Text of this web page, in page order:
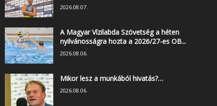
2026.08.07.
A Magyar Vízilabda Szövetség a héten
nyilvánosságra hozta a 2026/27-es OB...
2026.08.06.
Mikor lesz a munkából hivatás?…
2026.08.06.